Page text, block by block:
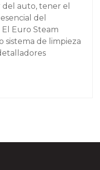
auto, tener el
del
Euro Steam
sistema de limpieza